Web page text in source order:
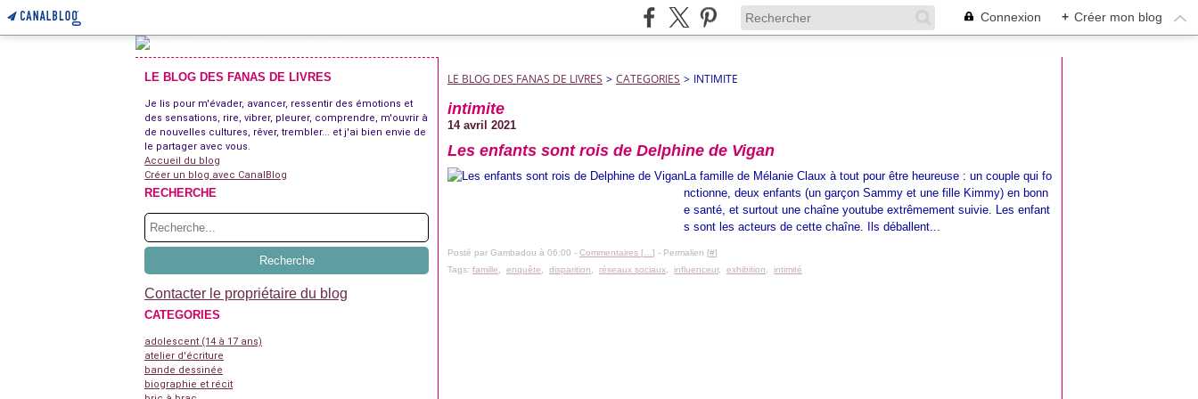
Connexion + Créer mon blog
LE BLOG DES FANAS DE LIVRES
Je lis pour m'évader, avancer, ressentir des émotions et
des sensations, rire, vibrer, pleurer, comprendre, m'ouvrir à
de nouvelles cultures, rêver, trembler... et j'ai bien envie de
le partager avec vous.
Accueil du blog
Créer un blog avec CanalBlog
RECHERCHE
Contacter le propriétaire du blog
CATEGORIES
adolescent (14 à 17 ans)
atelier d'écriture
bande dessinée
biographie et récit
LE BLOG DES FANAS DE LIVRES > CATEGORIES > INTIMITE
intimite
14 avril 2021
Les enfants sont rois de Delphine de Vigan
La famille de Mélanie Claux à tout pour être heureuse : un couple qui fo
nctionne, deux enfants (un garçon Sammy et une fille Kimmy) en bonn
e santé, et surtout une chaîne youtube extrêmement suivie. Les enfant
s sont les acteurs de cette chaîne. Ils déballent...
Posté par Gambadou à 06:00 - Commentaires [ ] - Permalien [#]
Tags: famille enquête disparition réseaux sociaux influenceur, exhibition intimité